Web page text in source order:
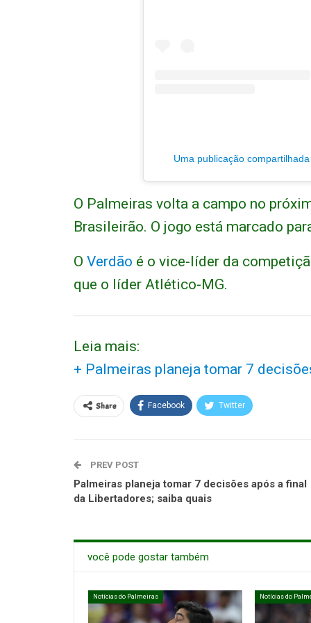
Uma publicação
O Palmeiras volta a campo no
Brasileirão. O jogo está marcado
O Verdão é o vice-líder da
que o líder Atlético-MG.
Leia mais:
+ Palmeiras planeja tomar 7
Share Facebook Twitter
PREV POST
Palmeiras planeja tomar 7 decisões após a final
da Libertadores; saiba quais
você pode gostar também
Notícias do Palmeiras Notícias do